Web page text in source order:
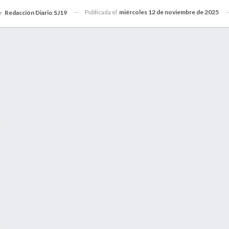
Redacción Diario SJ19 Publicada el miércoles 12 de noviembre de 2025